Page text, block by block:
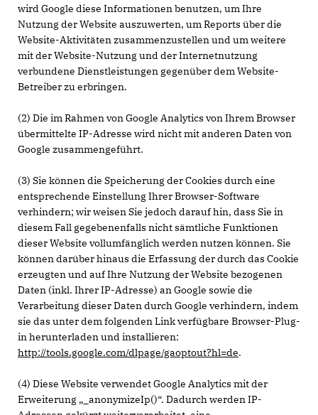
wird Google diese Informationen benutzen, um Ihre
Nutzung der Website auszuwerten, um Reports über die
Website-Aktivitäten zusammenzustellen und um weitere
mit der Website-Nutzung und der Internetnutzung
verbundene Dienstleistungen gegenüber dem Website-
Betreiber zu erbringen.
(2) Die im Rahmen von Google Analytics von Ihrem Browser
übermittelte IP-Adresse wird nicht mit anderen Daten von
Google zusammengeführt.
(3) Sie können die Speicherung der Cookies durch eine
entsprechende Einstellung Ihrer Browser-Software
verhindern; wir weisen Sie jedoch darauf hin, dass Sie in
diesem Fall gegebenenfalls nicht sämtliche Funktionen
dieser Website vollumfänglich werden nutzen können. Sie
können darüber hinaus die Erfassung der durch das Cookie
erzeugten und auf Ihre Nutzung der Website bezogenen
Daten (inkl. Ihrer IP-Adresse) an Google sowie die
Verarbeitung dieser Daten durch Google verhindern, indem
sie das unter dem folgenden Link verfügbare Browser-Plug-
in herunterladen und installieren:
http://tools.google.com/dlpage/gaoptout?hl=de.
(4) Diese Website verwendet Google Analytics mit der
Erweiterung „_anonymizeIp()“. Dadurch werden IP-